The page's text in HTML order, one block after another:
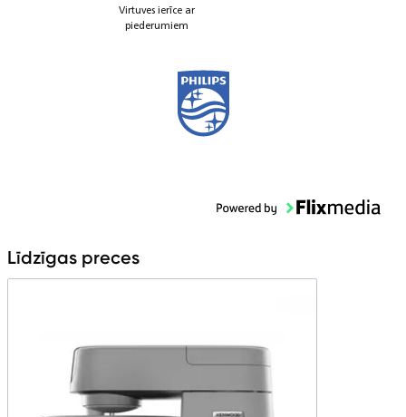
Virtuves ierīce ar
piederumiem
Līdzīgas preces